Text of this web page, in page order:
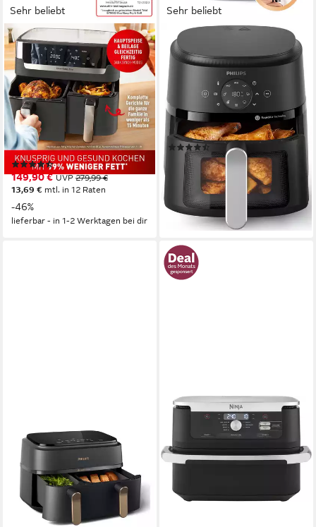
Sehr beliebt
TEFAL
Heißluftfritteuse Dual Easy
Fry & Grill EY905B, knusprig
und gesund kochen, 8
voreingestellte Programme
2700W
8,3l
Kapazität
40-200 °C Temperatur
(930)
149,90 € UVP 279,99 €
13,69 € mtl. in 12 Raten
-46%
lieferbar - in 1-2 Werktagen bei dir
Sehr beliebt
PHILIPS
Heißluftfritteuse Airfryer
2000 NA221/00, mit 4.2L,
Sichtfenster
1500W
Leistung
4,2l
Kapazität
60-200 °C Temperatur
(263)
ab 89,90 € UVP 129,99 €
-31%
lieferbar in 3 Wochen